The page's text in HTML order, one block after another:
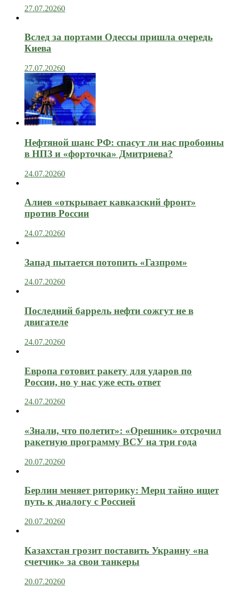
27.07.20260
Вслед за портами Одессы пришла очередь
Киева
27.07.20260
Нефтяной шанс РФ: спасут ли нас пробоины
в НПЗ и «форточка» Дмитриева?
24.07.20260
Алиев «открывает кавказский фронт»
против России
24.07.20260
Запад пытается потопить «Газпром»
24.07.20260
Последний баррель нефти сожгут не в
двигателе
24.07.20260
Европа готовит ракету для ударов по
России, но у нас уже есть ответ
24.07.20260
«Знали, что полетит»: «Орешник» отсрочил
ракетную программу ВСУ на три года
20.07.20260
Берлин меняет риторику: Мерц тайно ищет
путь к диалогу с Россией
20.07.20260
Казахстан грозит поставить Украину «на
счетчик» за свои танкеры
20.07.20260